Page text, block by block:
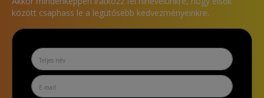
között csaphass le a legütősebb kedvezményeinkre.